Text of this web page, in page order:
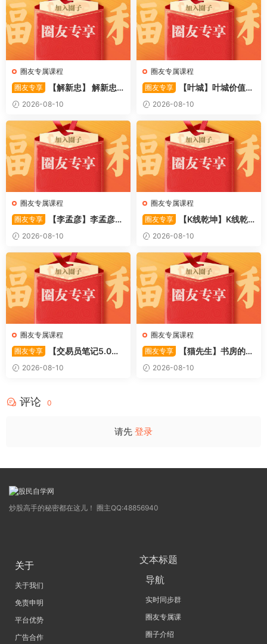
圈友专属课程
圈友专享
【解新忠】 解新忠2
015职业盘手的基础交易系统
8视频
2026-08-10
圈友专属课程
圈友专享
【叶城】叶城价值投
资训练营：D级研究员的交易
系统课 10视频
2026-08-10
圈友专属课程
圈友专享
【李孟彦】李孟彦集
合竞价全攻略 股市行者孙 —
竞价 2PDF文件
2026-08-10
圈友专属课程
圈友专享
【K线乾坤】K线乾
坤–提前发现强势板块 1PDF文
件
2026-08-10
圈友专属课程
圈友专享
【交易员笔记5.0】
高级交易员核心知识笔记 交易
员监管手册 共87页 1PDF文件
2026-08-10
圈友专属课程
圈友专享
【猫先生】书房的猫
先生–如何做好超短线+复盘
(实战技巧买点 战法 7PDF文件
2026-08-10
评论 0
请先 登录
炒股高手的秘密都在这儿！ 圈主QQ:48856940
关于
关于我们
免责申明
平台优势
广告合作
文本标题
导航
实时同步群
圈友专属课
圈子介绍